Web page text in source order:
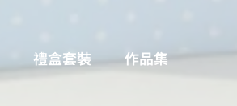
禮盒套裝 作品集